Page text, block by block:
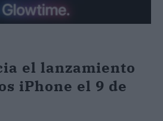
el lanzamiento
iPhone el 9 de